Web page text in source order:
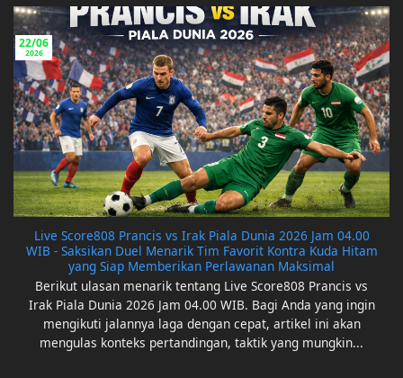
Live Score808 Prancis vs Irak Piala Dunia 2026 Jam 04.00
WIB - Saksikan Duel Menarik Tim Favorit Kontra Kuda Hitam
yang Siap Memberikan Perlawanan Maksimal
Berikut ulasan menarik tentang Live Score808 Prancis vs
Irak Piala Dunia 2026 Jam 04.00 WIB. Bagi Anda yang ingin
mengikuti jalannya laga dengan cepat, artikel ini akan
mengulas konteks pertandingan, taktik yang mungkin...
22/06
2026